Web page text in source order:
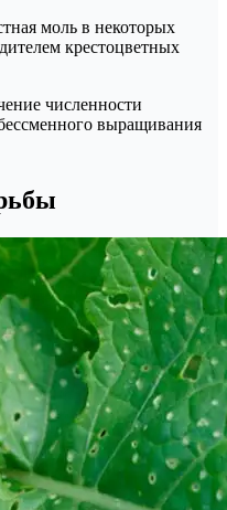
моль в некоторых
крестоцветных
численности
выращивания